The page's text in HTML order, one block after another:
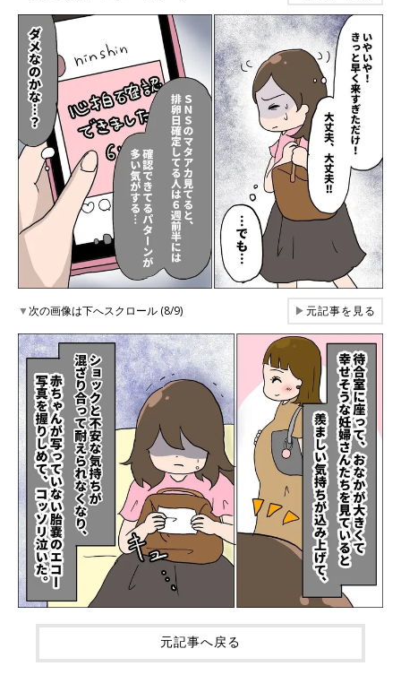
▼次の画像は下へスクロール (8/9) ▶元記事を見る
元記事へ戻る